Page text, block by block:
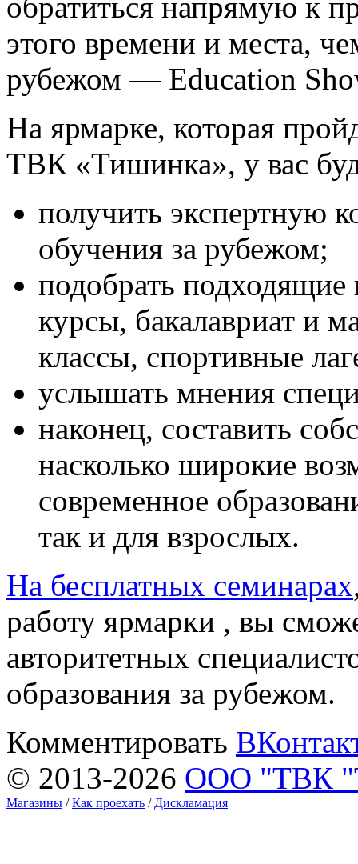
этого времени и места,
рубежом — Education
На ярмарке, которая
ТВК «Тишинка», у вас
получить экспертную
обучения за рубежом;
подобрать
курсы, бакалавриат и
классы, спортивные
услышать мнения
наконец, составить
насколько широкие
современное
так и для взрослых.
На бесплатных семинарах
работу ярмарки , вы
авторитетных
образования за рубежом.
Комментировать
© 2013-2026 ООО "ТВК
Магазины /Как проехать / Дискламация